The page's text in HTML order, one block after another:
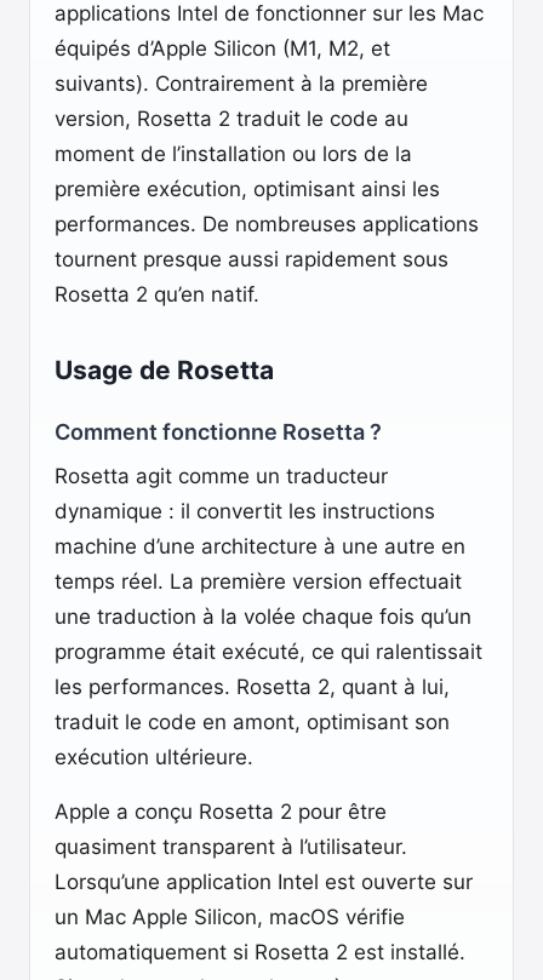
applications Intel de fonctionner sur les Mac
équipés d’Apple Silicon (M1, M2, et
suivants). Contrairement à la première
version, Rosetta 2 traduit le code au
moment de l’installation ou lors de la
première exécution, optimisant ainsi les
performances. De nombreuses applications
tournent presque aussi rapidement sous
Rosetta 2 qu’en natif.
Usage de Rosetta
Comment fonctionne Rosetta ?
Rosetta agit comme un traducteur
dynamique : il convertit les instructions
machine d’une architecture à une autre en
temps réel. La première version effectuait
une traduction à la volée chaque fois qu’un
programme était exécuté, ce qui ralentissait
les performances. Rosetta 2, quant à lui,
traduit le code en amont, optimisant son
exécution ultérieure.
Apple a conçu Rosetta 2 pour être
quasiment transparent à l’utilisateur.
Lorsqu’une application Intel est ouverte sur
un Mac Apple Silicon, macOS vérifie
automatiquement si Rosetta 2 est installé.